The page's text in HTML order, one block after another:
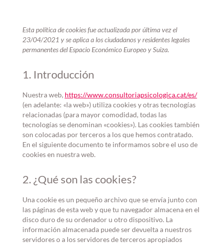
Esta política de cookies fue actualizada por última vez el
23/04/2021 y se aplica a los ciudadanos y residentes legales
permanentes del Espacio Económico Europeo y Suiza.
1. Introducción
Nuestra web, https://www.consultoriapsicologica.cat/es/
(en adelante: «la web») utiliza cookies y otras tecnologías
relacionadas (para mayor comodidad, todas las
tecnologías se denominan «cookies»). Las cookies también
son colocadas por terceros a los que hemos contratado.
En el siguiente documento te informamos sobre el uso de
cookies en nuestra web.
2. ¿Qué son las cookies?
Una cookie es un pequeño archivo que se envía junto con
las páginas de esta web y que tu navegador almacena en el
disco duro de su ordenador u otro dispositivo. La
información almacenada puede ser devuelta a nuestros
servidores o a los servidores de terceros apropiados